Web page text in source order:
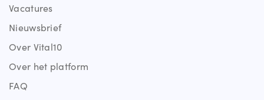
Vacatures
Nieuwsbrief
Over Vital10
Over het platform
FAQ